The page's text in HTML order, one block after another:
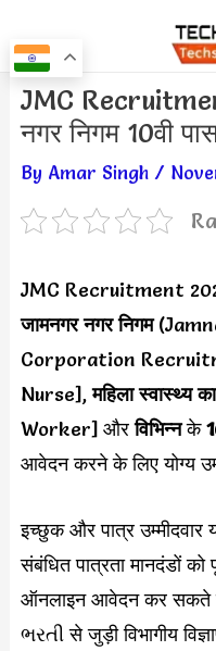
to
content
JMC
नगर निगम 10वी पास
By Amar Singh /
JMC Recruitment
जामनगर नगर निगम
Corporation
Nurse],महिला स्वास्थ्य
Worker] औरविभिन्नके
आवेदन करने के लिए योग्य
इच्छुक और पात्र
संबंधित पात्रता मानदंडों
ऑनलाइन आवेदन कर
ભરતી से जुड़ी विभागीय
Post
navigation